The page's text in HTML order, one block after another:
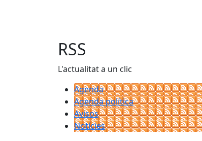
RSS
L'actualitat a un clic
Agenda
Agenda política
Avisos
Notícies